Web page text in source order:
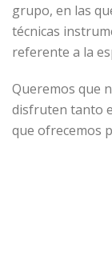
grupo, en las
técnicas
referente a la
Queremos que
disfruten tanto
que ofrecemos